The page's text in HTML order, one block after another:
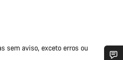
sem aviso, exceto erros ou